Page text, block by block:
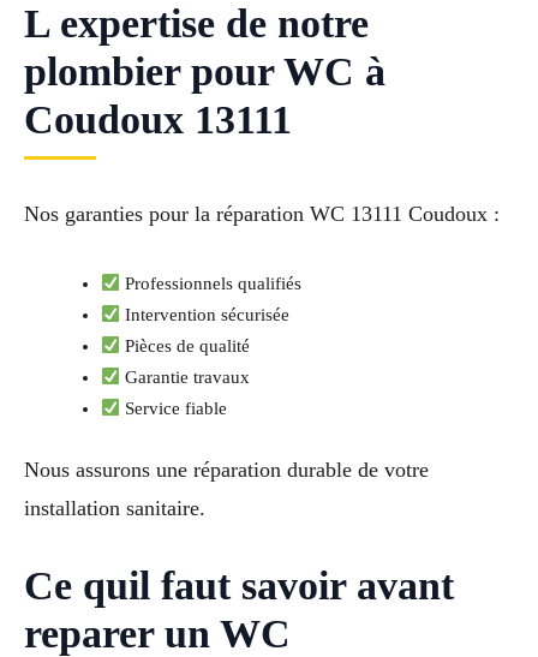
L expertise de notre
plombier pour WC à
Coudoux 13111
Nos garanties pour la réparation WC 13111 Coudoux :
Professionnels qualifiés
Intervention sécurisée
Pièces de qualité
Garantie travaux
Service fiable
Nous assurons une réparation durable de votre
installation sanitaire.
Ce quil faut savoir avant
reparer un WC